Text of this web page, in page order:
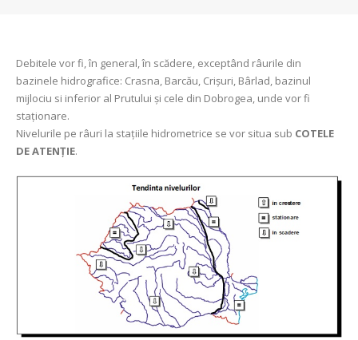
Debitele vor fi, în general, în scădere, exceptând râurile din
bazinele hidrografice: Crasna, Barcău, Crişuri, Bârlad, bazinul
mijlociu si inferior al Prutului și cele din Dobrogea, unde vor fi
staționare.
Nivelurile pe râuri la stațiile hidrometrice se vor situa sub COTELE
DE ATENȚIE.